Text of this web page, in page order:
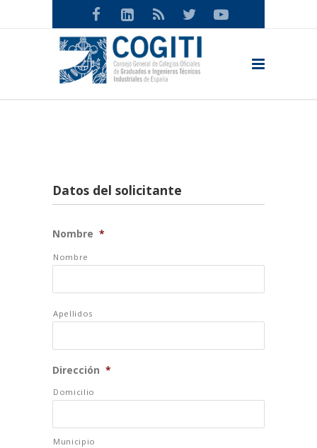
Datos del solicitante
Nombre *
Nombre
Apellidos
Dirección *
Domicilio
Municipio